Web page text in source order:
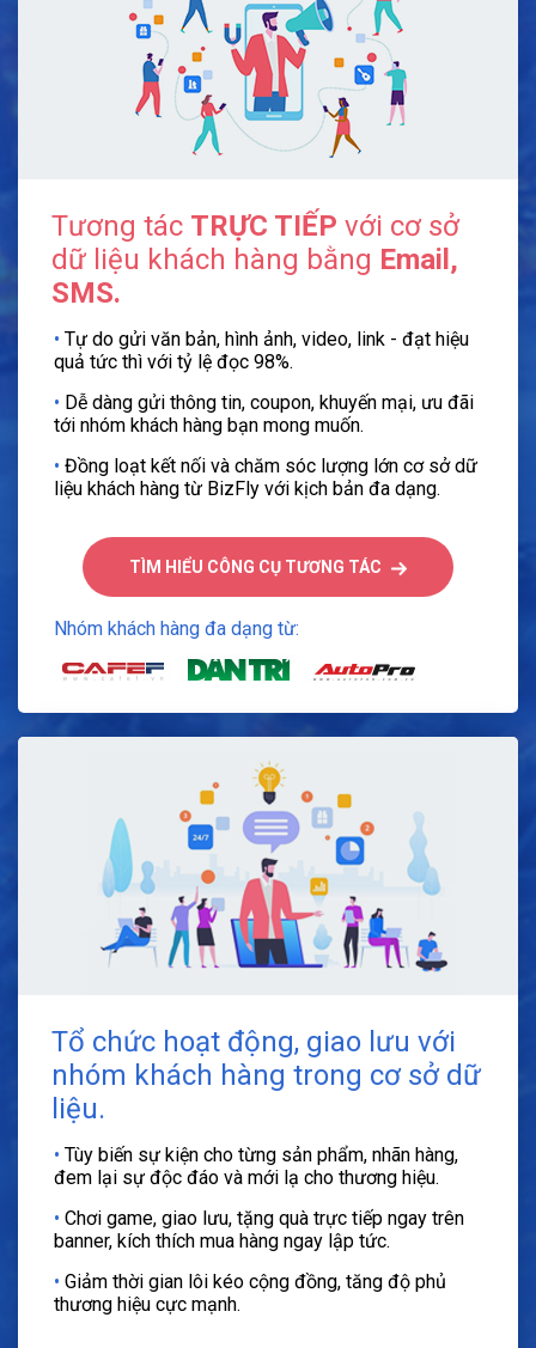
Tương tác TRỰC TIẾP với cơ sở
dữ liệu khách hàng bằng Email,
SMS.
• Tự do gửi văn bản, hình ảnh, video, link - đạt hiệu
quả tức thì với tỷ lệ đọc 98%.
• Dễ dàng gửi thông tin, coupon, khuyến mại, ưu đãi
tới nhóm khách hàng bạn mong muốn.
• Đồng loạt kết nối và chăm sóc lượng lớn cơ sở dữ
liệu khách hàng từ BizFly với kịch bản đa dạng.
TÌM HIỂU CÔNG CỤ TƯƠNG TÁC
Nhóm khách hàng đa dạng từ:
Tổ chức hoạt động, giao lưu với
nhóm khách hàng trong cơ sở dữ
liệu.
• Tùy biến sự kiện cho từng sản phẩm, nhãn hàng,
đem lại sự độc đáo và mới lạ cho thương hiệu.
• Chơi game, giao lưu, tặng quà trực tiếp ngay trên
banner, kích thích mua hàng ngay lập tức.
• Giảm thời gian lôi kéo cộng đồng, tăng độ phủ
thương hiệu cực mạnh.